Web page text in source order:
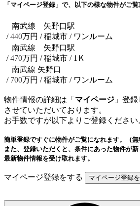
「マイページ登録」で、以下の様な物件がご覧
南武線 矢野口駅
/440万円 / 稲城市 / ワンルーム
南武線 矢野口駅
/470万円 / 稲城市 / 1Ｋ
南武線 矢野口
/ 700万円 / 稲城市 / ワンルーム
物件情報の詳細は「 マイページ 」登
させていただいております。
お手数ですが以下よりご登録ください
簡単登録ですぐに物件がご覧になれます。（無
また、登録いただくと、条件にあった物件が
最新物件情報を受け取れます。
マイページ登録をする